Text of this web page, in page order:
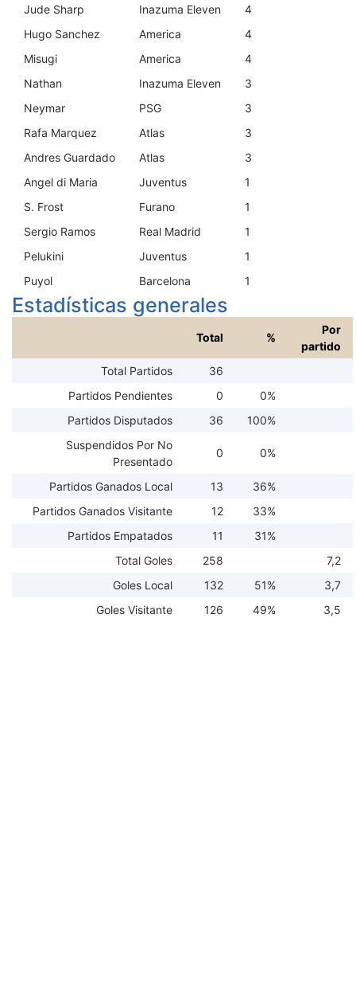
Jude Sharp
Inazuma Eleven
4
Hugo Sanchez
America
4
Misugi
America
4
Nathan
Inazuma Eleven
3
Neymar
PSG
3
Rafa Marquez
Atlas
3
Andres Guardado
Atlas
3
Angel di Maria
Juventus
1
S. Frost
Furano
1
Sergio Ramos
Real Madrid
1
Pelukini
Juventus
1
Puyol
Barcelona 1
Estadísticas generales
Total %
Por
partido
Total Partidos
36
Partidos Pendientes
0
0%
Partidos Disputados
36
100%
Suspendidos Por No
Presentado
0 0%
Partidos Ganados Local 13
36%
Partidos Ganados Visitante
12
33%
Partidos Empatados
11
31%
Total Goles
258
7,2
Goles Local
132 51%
3,7
Goles Visitante
126 49% 3,5